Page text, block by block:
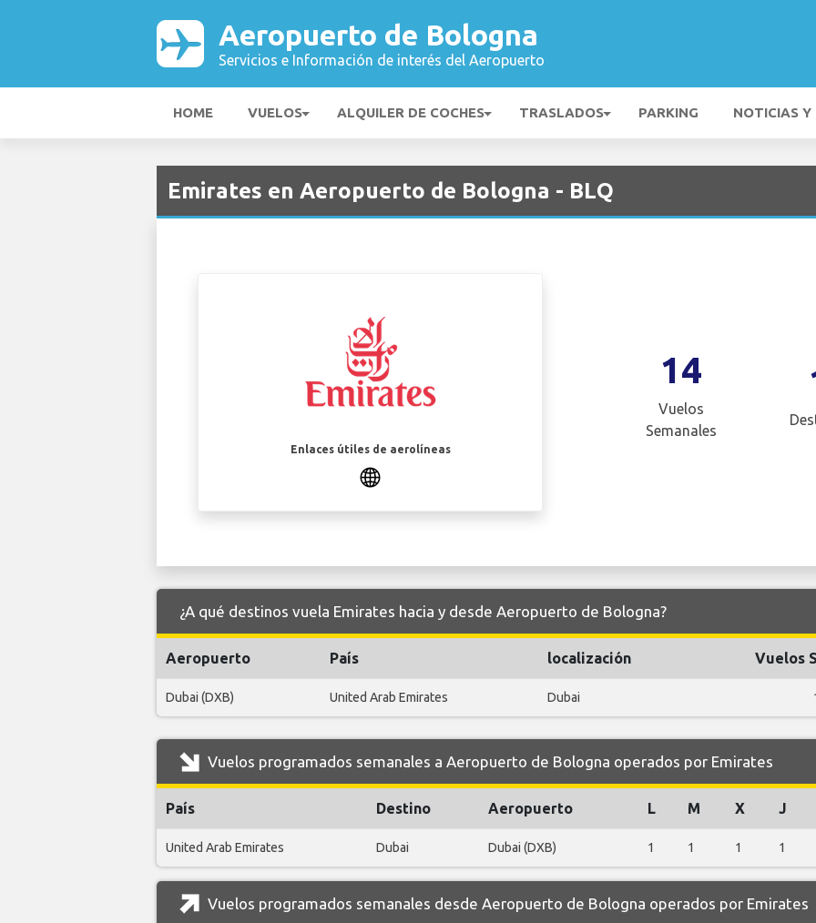
Aeropuerto de Bologna
Servicios e Información de interés del Aeropuerto
HOME VUELOS ALQUILER DE COCHES TRASLADOS PARKING NOTICIAS Y
Emirates en Aeropuerto de Bologna - BLQ
Enlaces útiles de aerolíneas
14
Vuelos
Semanales
¿A qué destinos vuela Emirates hacia y desde Aeropuerto de Bologna?
Aeropuerto País localización Vuelos
Dubai (DXB) United Arab Emirates Dubai
Vuelos programados semanales a Aeropuerto de Bologna operados por Emirates
País Destino Aeropuerto L M X J
United Arab Emirates Dubai Dubai (DXB) 1 1 1 1
Vuelos programados semanales desde Aeropuerto de Bologna operados por Emirates